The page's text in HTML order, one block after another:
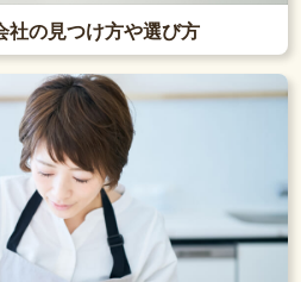
社の見つけ方や選び方